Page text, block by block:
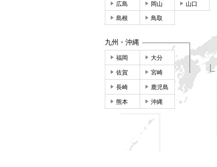
広島 岡山 山口
島根 鳥取
九州・沖縄
福岡 大分
佐賀 宮崎
長崎 鹿児島
熊本 沖縄